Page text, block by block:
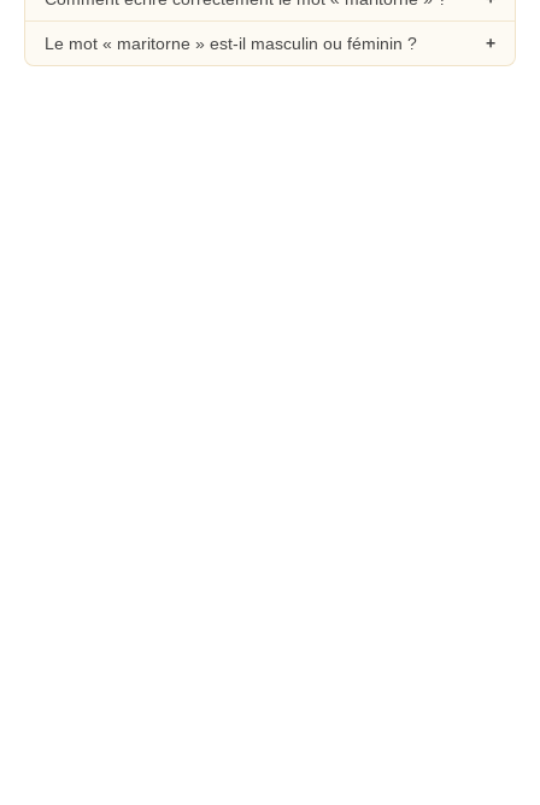
Le mot « maritorne » est-il masculin ou féminin ?